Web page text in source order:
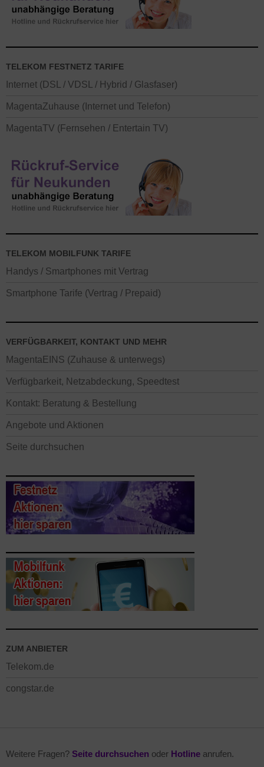
TELEKOM FESTNETZ TARIFE
Internet (DSL / VDSL / Hybrid / Glasfaser)
MagentaZuhause (Internet und Telefon)
MagentaTV (Fernsehen / Entertain TV)
TELEKOM MOBILFUNK TARIFE
Handys / Smartphones mit Vertrag
Smartphone Tarife (Vertrag / Prepaid)
VERFÜGBARKEIT, KONTAKT UND MEHR
MagentaEINS (Zuhause & unterwegs)
Verfügbarkeit, Netzabdeckung, Speedtest
Kontakt: Beratung & Bestellung
Angebote und Aktionen
Seite durchsuchen
ZUM ANBIETER
Telekom.de
congstar.de
Weitere Fragen? Seite durchsuchen oder Hotline anrufen.